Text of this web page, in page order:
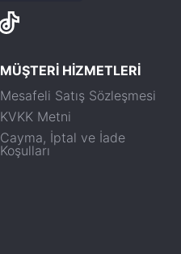
MÜŞTERİ HİZMETLERİ
Mesafeli Satış Sözleşmesi
KVKK Metni
Cayma, İptal ve İade
Koşulları